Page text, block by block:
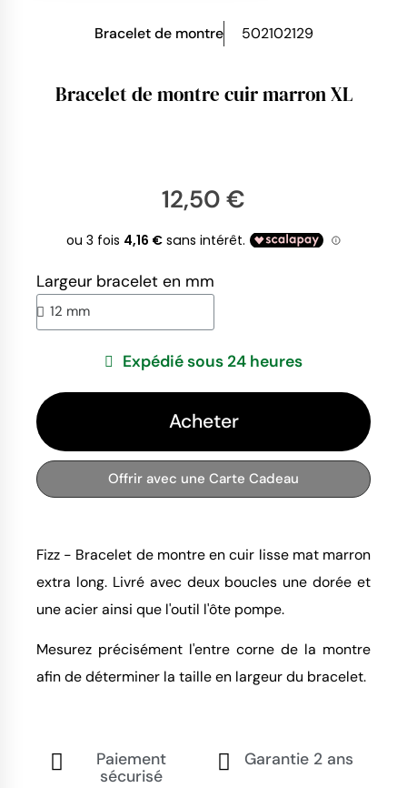
Bracelet de montre 502102129
Bracelet de montre cuir marron XL
12,50 €
Largeur bracelet en mm
Expédié sous 24 heures
Acheter
Offrir avec une Carte Cadeau
Fizz - Bracelet de montre en cuir lisse mat marron
extra long. Livré avec deux boucles une dorée et
une acier ainsi que l'outil l'ôte pompe.
Mesurez précisément l'entre corne de la montre
afin de déterminer la taille en largeur du bracelet.
Paiement
sécurisé
Garantie 2 ans